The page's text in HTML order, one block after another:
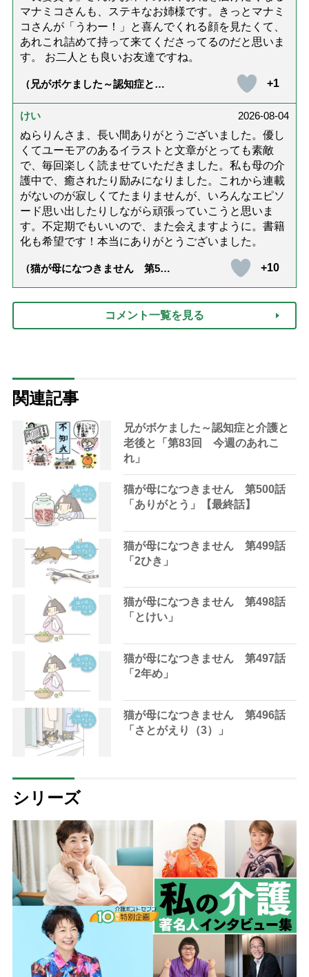
マナミコさんも、ステキなお姉様です。きっとマナミ
コさんが「うわー！」と喜んでくれる顔を見たくて、
あれこれ詰めて持って来てくださってるのだと思いま
す。 お二人とも良いお友達ですね。
（兄がボケました～認知症と介
達』が届きました」）
+1
けい
2026-08-04
ぬらりんさま、長い間ありがとうございました。優し
くてユーモアのあるイラストと文章がとっても素敵
で、毎回楽しく読ませていただきました。私も母の介
護中で、癒されたり励みになりました。これから連載
がないのが寂しくてたまりませんが、いろんなエピソ
ード思い出したりしながら頑張っていこうと思いま
す。不定期でもいいので、また会えますように。書籍
化も希望です！本当にありがとうございました。
（猫が母になつきません 第500
+10
コメント一覧を見る
関連記事
兄がボケました～認知症と介護と
老後と「第83回 今週のあれこ
れ」
猫が母になつきません 第500話
「ありがとう」【最終話】
猫が母になつきません 第499話
「2ひき」
猫が母になつきません 第498話
「とけい」
猫が母になつきません 第497話
「2年め」
猫が母になつきません 第496話
「さとがえり（3）」
シリーズ